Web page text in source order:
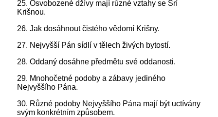
25. Osvobozené džívy mají různé vztahy se Šrí
Krišnou.
26. Jak dosáhnout čistého vědomí Krišny.
27. Nejvyšší Pán sídlí v tělech živých bytostí.
28. Oddaný dosáhne předmětu své oddanosti.
29. Mnohočetné podoby a zábavy jediného
Nejvyššího Pána.
30. Různé podoby Nejvyššího Pána mají být uctívány
svým konkrétním způsobem.